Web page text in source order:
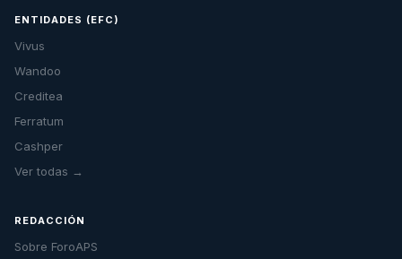
ENTIDADES (EFC)
Vivus
Wandoo
Creditea
Ferratum
Cashper
Ver todas →
REDACCIÓN
Sobre ForoAPS